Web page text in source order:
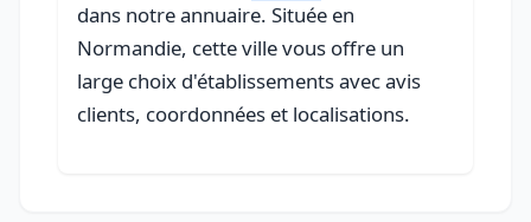
dans notre annuaire. Située en
Normandie, cette ville vous offre un
large choix d'établissements avec avis
clients, coordonnées et localisations.